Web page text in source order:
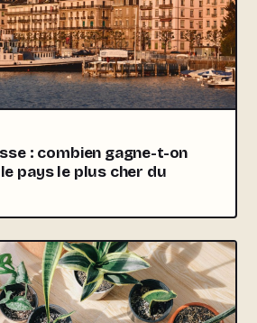
: combien gagne-t-on
pays le plus cher du